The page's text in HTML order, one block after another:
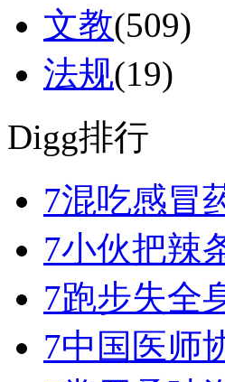
文教(509)
法规(19)
Digg排行
7混吃感冒
7小伙把辣
7跑步失全
7中国医师